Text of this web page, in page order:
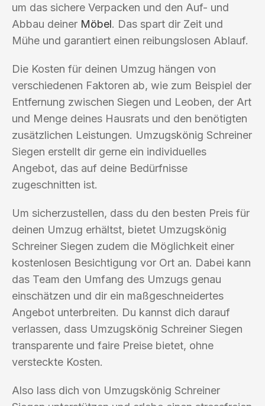
um das sichere Verpacken und den Auf- und
Abbau deiner Möbel. Das spart dir Zeit und
Mühe und garantiert einen reibungslosen Ablauf.
Die Kosten für deinen Umzug hängen von
verschiedenen Faktoren ab, wie zum Beispiel der
Entfernung zwischen Siegen und Leoben, der Art
und Menge deines Hausrats und den benötigten
zusätzlichen Leistungen. Umzugskönig Schreiner
Siegen erstellt dir gerne ein individuelles
Angebot, das auf deine Bedürfnisse
zugeschnitten ist.
Um sicherzustellen, dass du den besten Preis für
deinen Umzug erhältst, bietet Umzugskönig
Schreiner Siegen zudem die Möglichkeit einer
kostenlosen Besichtigung vor Ort an. Dabei kann
das Team den Umfang des Umzugs genau
einschätzen und dir ein maßgeschneidertes
Angebot unterbreiten. Du kannst dich darauf
verlassen, dass Umzugskönig Schreiner Siegen
transparente und faire Preise bietet, ohne
versteckte Kosten.
Also lass dich von Umzugskönig Schreiner